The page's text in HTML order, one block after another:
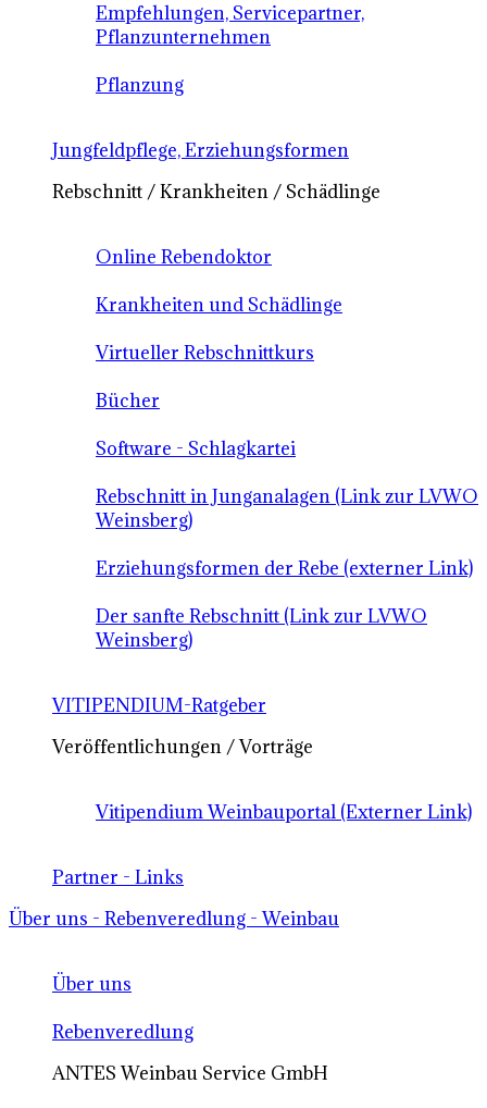
Empfehlungen, Servicepartner,
Pflanzunternehmen
Pflanzung
Jungfeldpflege, Erziehungsformen
Rebschnitt / Krankheiten / Schädlinge
Online Rebendoktor
Krankheiten und Schädlinge
Virtueller Rebschnittkurs
Bücher
Software - Schlagkartei
Rebschnitt in Junganalagen (Link zur LVWO
Weinsberg)
Erziehungsformen der Rebe (externer Link)
Der sanfte Rebschnitt (Link zur LVWO
Weinsberg)
VITIPENDIUM-Ratgeber
Veröffentlichungen / Vorträge
Vitipendium Weinbauportal (Externer Link)
Partner - Links
Über uns - Rebenveredlung - Weinbau
Über uns
Rebenveredlung
ANTES Weinbau Service GmbH